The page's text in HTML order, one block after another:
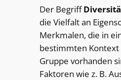
Der Begriff
die Vielfalt an
Merkmalen, die in
bestimmten
Gruppe vorhanden
Faktoren wie z. B.